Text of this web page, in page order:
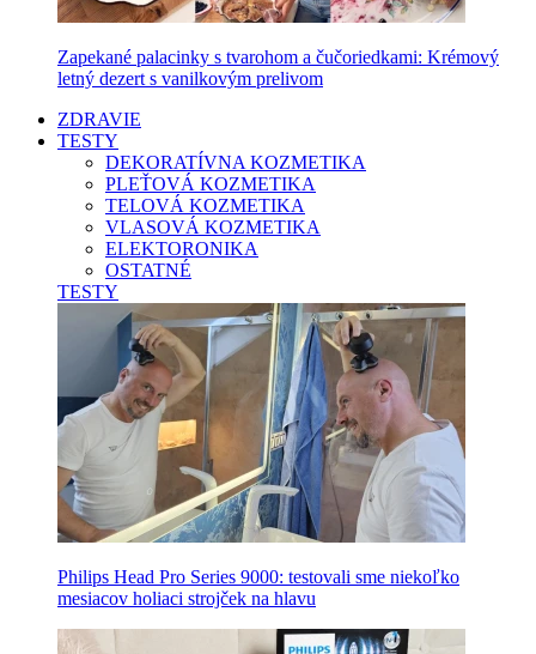
Zapekané palacinky s tvarohom a čučoriedkami: Krémový
letný dezert s vanilkovým prelivom
ZDRAVIE
TESTY
DEKORATÍVNA KOZMETIKA
PLEŤOVÁ KOZMETIKA
TELOVÁ KOZMETIKA
VLASOVÁ KOZMETIKA
ELEKTORONIKA
OSTATNÉ
TESTY
Philips Head Pro Series 9000: testovali sme niekoľko
mesiacov holiaci strojček na hlavu